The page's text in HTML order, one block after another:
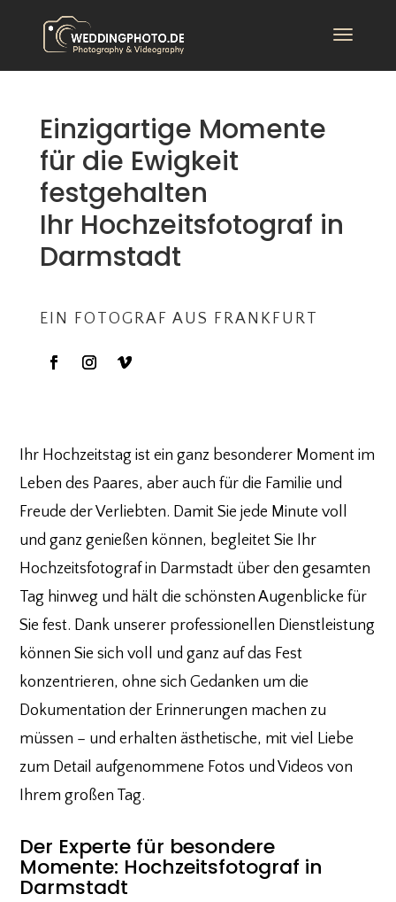
Einzigartige Momente
für die Ewigkeit
festgehalten
Ihr Hochzeitsfotograf in
Darmstadt
EIN FOTOGRAF AUS FRANKFURT
Ihr Hochzeitstag ist ein ganz besonderer Moment im
Leben des Paares, aber auch für die Familie und
Freude der Verliebten. Damit Sie jede Minute voll
und ganz genießen können, begleitet Sie Ihr
Hochzeitsfotograf in Darmstadt über den gesamten
Tag hinweg und hält die schönsten Augenblicke für
Sie fest. Dank unserer professionellen Dienstleistung
können Sie sich voll und ganz auf das Fest
konzentrieren, ohne sich Gedanken um die
Dokumentation der Erinnerungen machen zu
müssen – und erhalten ästhetische, mit viel Liebe
zum Detail aufgenommene Fotos und Videos von
Ihrem großen Tag.
Der Experte für besondere
Momente: Hochzeitsfotograf in
Darmstadt